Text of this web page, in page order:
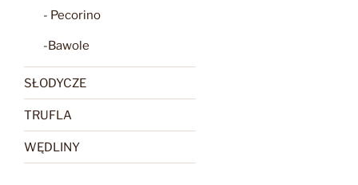
- Pecorino
-Bawole
SŁODYCZE
TRUFLA
WĘDLINY